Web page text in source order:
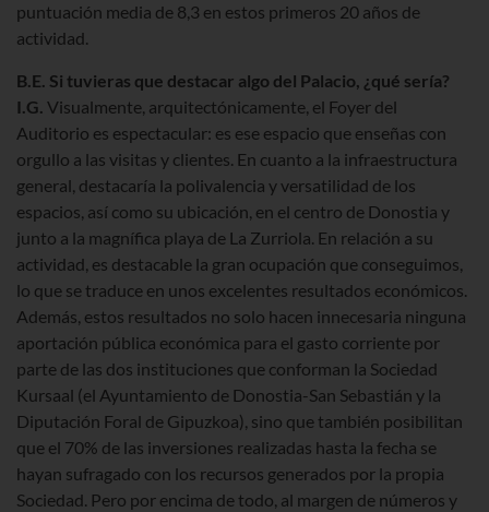
puntuación media de 8,3 en estos primeros 20 años de
actividad.
B.E. Si tuvieras que destacar algo del Palacio, ¿qué sería?
I.G. Visualmente, arquitectónicamente, el Foyer del
Auditorio es espectacular: es ese espacio que enseñas con
orgullo a las visitas y clientes. En cuanto a la infraestructura
general, destacaría la polivalencia y versatilidad de los
espacios, así como su ubicación, en el centro de Donostia y
junto a la magnífica playa de La Zurriola. En relación a su
actividad, es destacable la gran ocupación que conseguimos,
lo que se traduce en unos excelentes resultados económicos.
Además, estos resultados no solo hacen innecesaria ninguna
aportación pública económica para el gasto corriente por
parte de las dos instituciones que conforman la Sociedad
Kursaal (el Ayuntamiento de Donostia-San Sebastián y la
Diputación Foral de Gipuzkoa), sino que también posibilitan
que el 70% de las inversiones realizadas hasta la fecha se
hayan sufragado con los recursos generados por la propia
Sociedad. Pero por encima de todo, al margen de números y